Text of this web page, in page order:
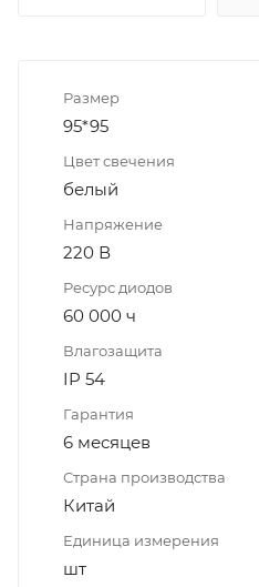
Размер
95*95
Цвет свечения
белый
Напряжение
220 В
Ресурс диодов
60 000 ч
Влагозащита
IP 54
Гарантия
6 месяцев
Страна производства
Китай
Единица измерения
шт